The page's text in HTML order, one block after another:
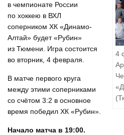
4
в чемпионате России
по хоккею в ВХЛ
соперником ХК «Динамо-
Алтай» будет «Рубин»
из Тюмени. Игра состоится
во вторник, 4 февраля.
В матче первого круга
между этими соперниками
со счётом 3:2 в основное
время победил ХК «Рубин».
Начало матча в 19:00.